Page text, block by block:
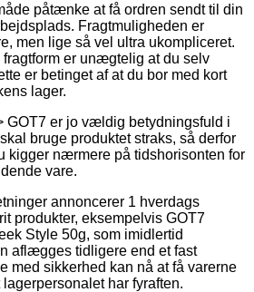
påtænke at få ordren sendt til din
Fragtmuligheden er
men lige så vel ultra ukompliceret.
er unægtelig at du selv
er betinget af at du bor med kort
lager.
GOT7 er jo vældig betydningsfuld i
bruge produktet straks, så derfor
kigger nærmere på tidshorisonten for
vare.
annoncerer 1 hverdags
produkter, eksempelvis GOT7
Style 50g, som imidlertid
aflægges tidligere end et fast
med sikkerhed kan nå at få varerne
har fyraften.